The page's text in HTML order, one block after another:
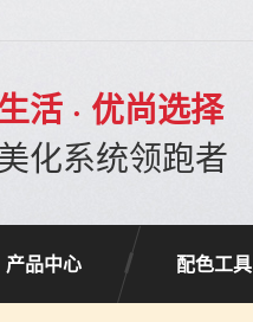
活 · 优尚选择
化系统领跑者
产品中心 配色工具